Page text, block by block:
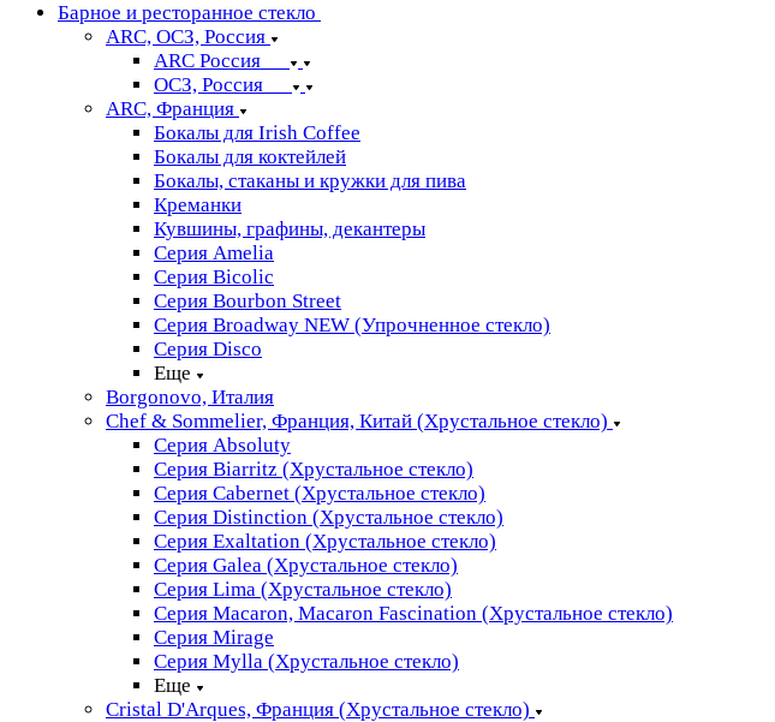
Барное и ресторанное стекло
ARC, ОСЗ, Россия
ARC Россия
ОСЗ, Россия
ARC, Франция
Бокалы для Irish Coffee
Бокалы для коктейлей
Бокалы, стаканы и кружки для пива
Креманки
Кувшины, графины, декантеры
Серия Amelia
Серия Bicolic
Серия Bourbon Street
Серия Broadway NEW (Упрочненное стекло)
Серия Disco
Еще
Borgonovo, Италия
Chef & Sommelier, Франция, Китай (Хрустальное стекло)
Серия Absoluty
Серия Biarritz (Хрустальное стекло)
Серия Cabernet (Хрустальное стекло)
Серия Distinction (Хрустальное стекло)
Серия Exaltation (Хрустальное стекло)
Серия Galea (Хрустальное стекло)
Серия Lima (Хрустальное стекло)
Серия Macaron, Macaron Fascination (Хрустальное стекло)
Серия Mirage
Серия Mylla (Хрустальное стекло)
Еще
Cristal D'Arques, Франция (Хрустальное стекло)